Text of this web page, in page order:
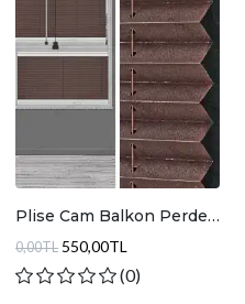
Plise Cam Balkon Perde
0,00TL 550,00TL
(0)